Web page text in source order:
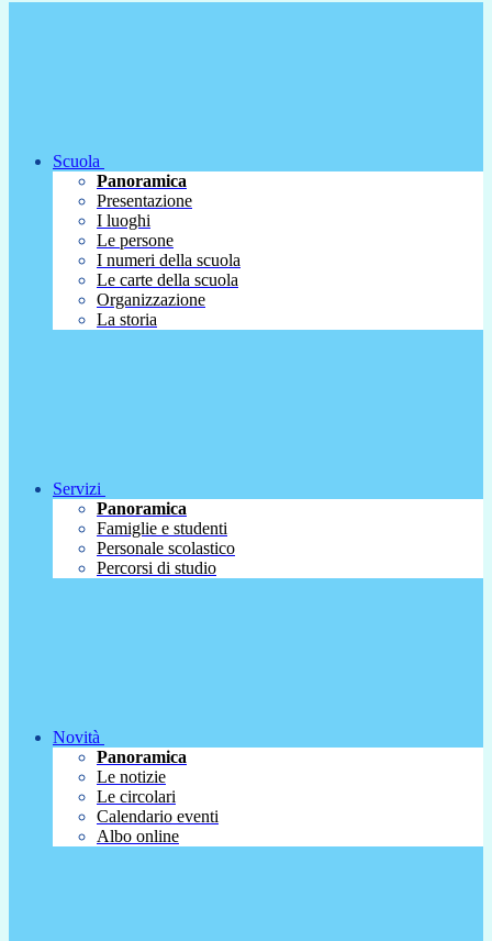
Scuola
Panoramica
Presentazione
I luoghi
Le persone
I numeri della scuola
Le carte della scuola
Organizzazione
La storia
Servizi
Panoramica
Famiglie e studenti
Personale scolastico
Percorsi di studio
Novità
Panoramica
Le notizie
Le circolari
Calendario eventi
Albo online